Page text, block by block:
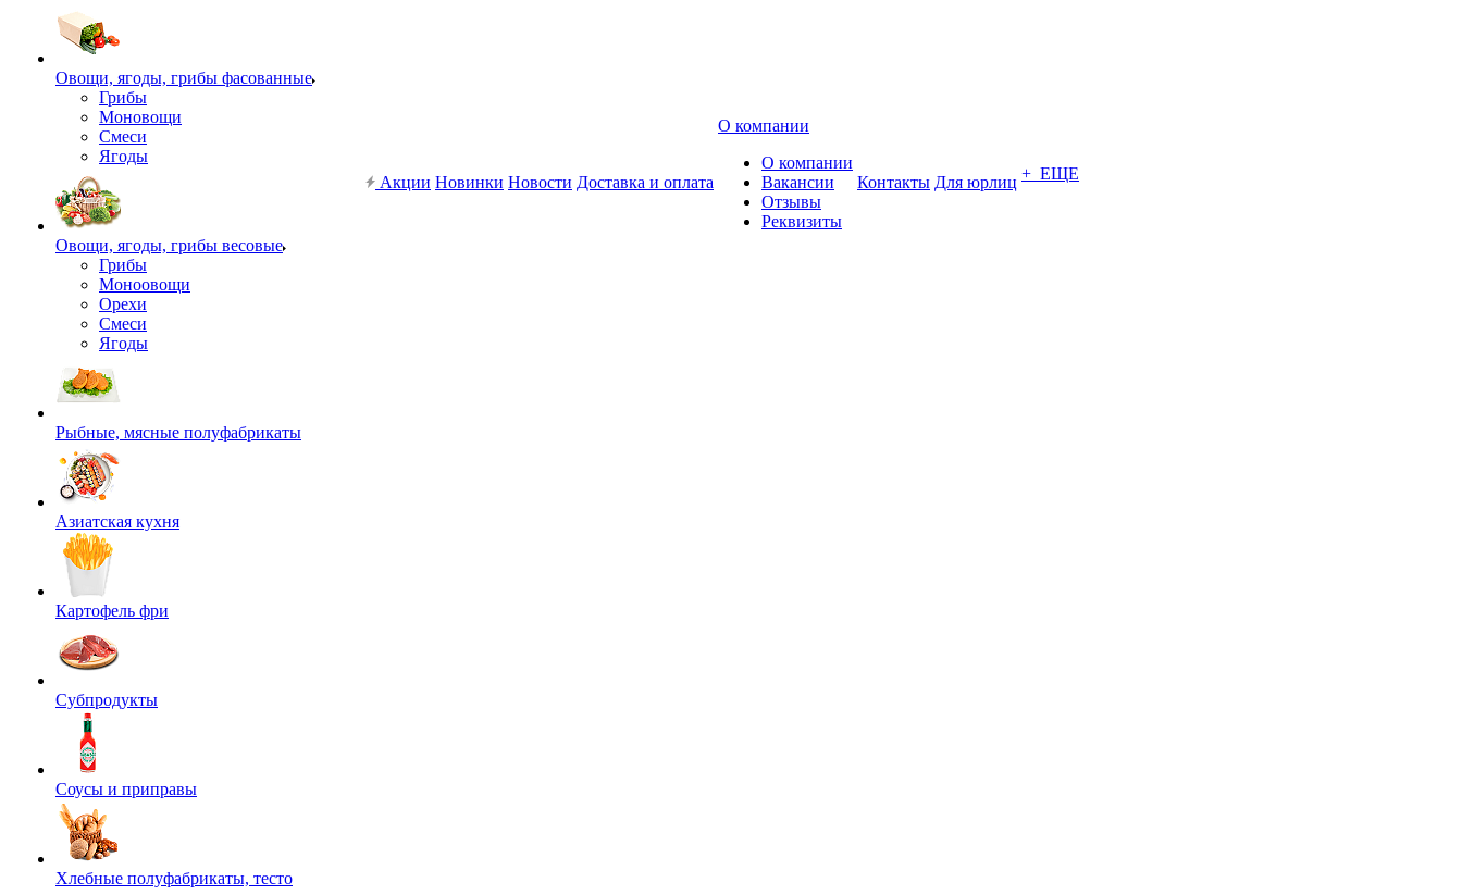
Овощи, ягоды, грибы фасованные
Грибы
Моновощи
Смеси
Ягоды
Овощи, ягоды, грибы весовые
Грибы
Моноовощи
Орехи
Смеси
Ягоды
Рыбные, мясные полуфабрикаты
Азиатская кухня
Картофель фри
Субпродукты
Соусы и приправы
Хлебные полуфабрикаты, тесто
Акции Новинки Новости Доставка и оплата
О компании
О компании
Вакансии
Отзывы
Реквизиты
Контакты Для юрлиц + ЕЩЕ